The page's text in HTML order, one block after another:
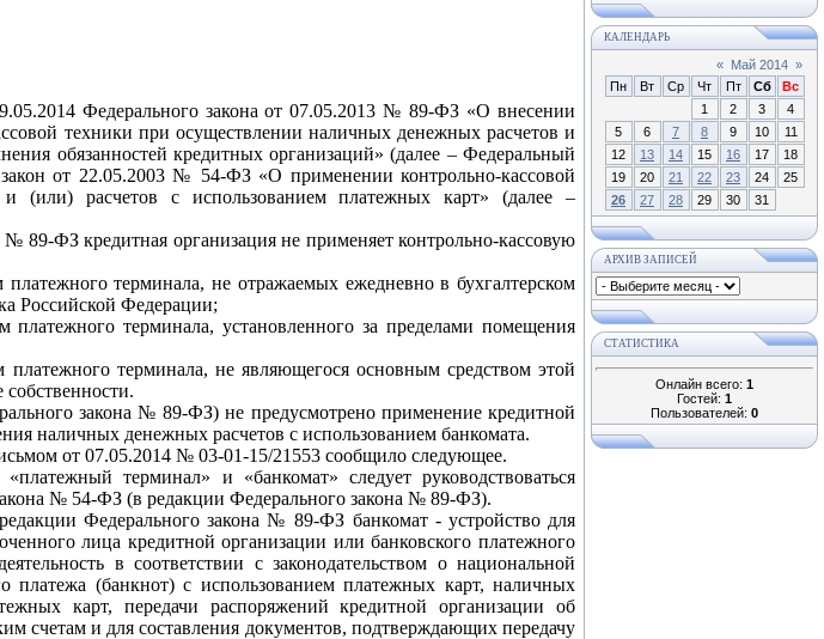
Федерального закона от 07.05.2013 № 89-ФЗ «О внесении
техники при осуществлении наличных денежных расчетов и
обязанностей кредитных организаций» (далее – Федеральный
от 22.05.2003 № 54-ФЗ «О применении контрольно-кассовой
(или) расчетов с использованием платежных карт» (далее –
89-ФЗ кредитная организация не применяет контрольно-кассовую
терминала, не отражаемых ежедневно в бухгалтерском
Российской Федерации;
терминала, установленного за пределами помещения
терминала, не являющегося основным средством этой
закона № 89-ФЗ) не предусмотрено применение кредитной
наличных денежных расчетов с использованием банкомата.
от 07.05.2014 № 03-01-15/21553 сообщило следующее.
терминал» и «банкомат» следует руководствоваться
№ 54-ФЗ (в редакции Федерального закона № 89-ФЗ).
Федерального закона № 89-ФЗ банкомат - устройство для
лица кредитной организации или банковского платежного
в соответствии с законодательством о национальной
(банкнот) с использованием платежных карт, наличных
карт, передачи распоряжений кредитной организации об
счетам и для составления документов, подтверждающих передачу
КАЛЕНДАРЬ
« Май 2014 »
Пн
Вт Ср Чт Пт Сб
Вс
1
2 3
4
5
6 7 8 9 10
11
12
13 14 15 16 17
18
19
20 21 22 23 24
25
26
27 28 29 30 31
АРХИВ ЗАПИСЕЙ
СТАТИСТИКА
Онлайн всего: 1
Гостей: 1
Пользователей: 0